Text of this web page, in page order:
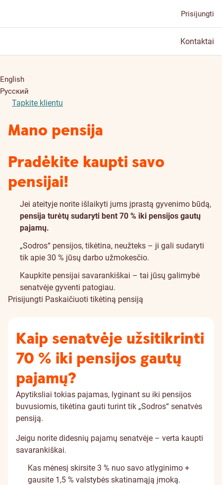
Prisijungti
Kontaktai
English
Русский
Tapkite klientu
Mano pensija
Pradėkite kaupti savo
pensijai!
Jei ateityje norite išlaikyti jums įprastą gyvenimo būdą,
pensija turėtų sudaryti bent 70 % iki pensijos gautų
pajamų.
„Sodros“ pensijos, tikėtina, neužteks – ji gali sudaryti
tik apie 30 % jūsų darbo užmokesčio.
Kaupkite pensijai savarankiškai – tai jūsų galimybė
senatvėje gyventi patogiau.
Prisijungti Paskaičiuoti tikėtiną pensiją
Kaip senatvėje užsitikrinti
70 % iki pensijos gautų
pajamų?
Apytiksliai tokias pajamas, lyginant su iki pensijos
buvusiomis, tikėtina gauti turint tik „Sodros“ senatvės
pensiją.
Jeigu norite didesnių pajamų senatvėje – verta kaupti
savarankiškai.
Kas mėnesį skirsite 3 % nuo savo atlyginimo +
gausite 1,5 % valstybės skatinamąją įmoką.